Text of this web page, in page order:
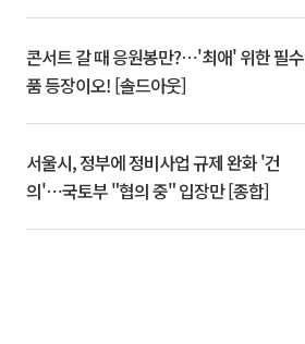
콘서트 갈 때 응원봉만?⋯'최애' 위한 필수
품 등장이오! [솔드아웃]
서울시, 정부에 정비사업 규제 완화 '건
의'⋯국토부 "협의 중" 입장만 [종합]